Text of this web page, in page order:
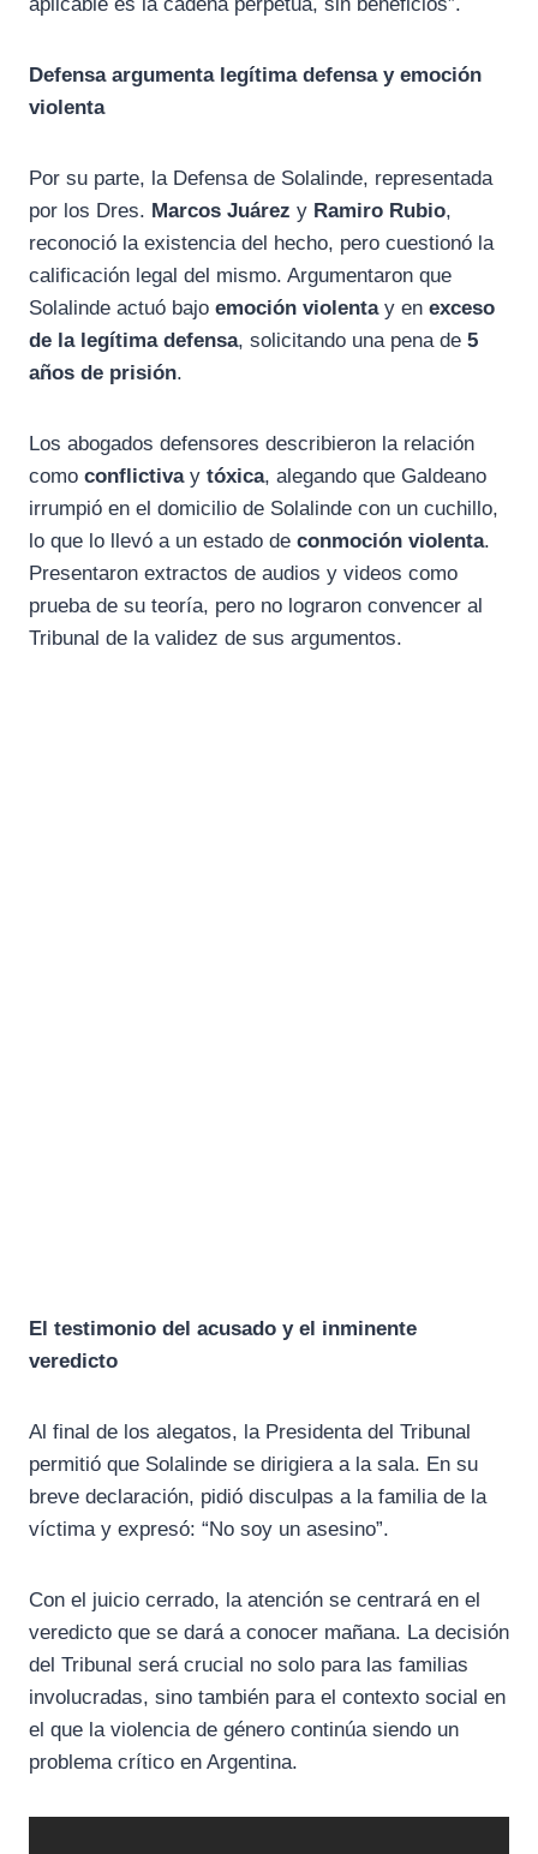
Defensa argumenta legítima defensa y emoción
violenta
Por su parte, la Defensa de Solalinde, representada
por los Dres. Marcos Juárez y Ramiro Rubio,
reconoció la existencia del hecho, pero cuestionó la
calificación legal del mismo. Argumentaron que
Solalinde actuó bajo emoción violentay en exceso
de la legítima defensa, solicitando una pena de 5
años de prisión.
Los abogados defensores describieron la relación
como conflictivay tóxica, alegando que Galdeano
irrumpió en el domicilio de Solalinde con un cuchillo,
lo que lo llevó a un estado de conmoción violenta.
Presentaron extractos de audios y videos como
prueba de su teoría, pero no lograron convencer al
Tribunal de la validez de sus argumentos.
El testimonio del acusado y el inminente
veredicto
Al final de los alegatos, la Presidenta del Tribunal
permitió que Solalinde se dirigiera a la sala. En su
breve declaración, pidió disculpas a la familia de la
víctima y expresó: “No soy un asesino”.
Con el juicio cerrado, la atención se centrará en el
veredicto que se dará a conocer mañana. La decisión
del Tribunal será crucial no solo para las familias
involucradas, sino también para el contexto social en
el que la violencia de género continúa siendo un
problema crítico en Argentina.